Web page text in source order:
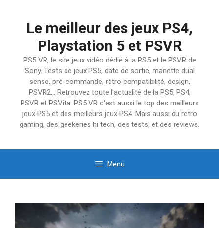
Le meilleur des jeux PS4,
Playstation 5 et PSVR
PS5 VR, le site jeux vidéo dédié à la PS5 et le PSVR de
Sony. Tests de jeux PS5, date de sortie, manette dual
sense, pré-commande, rétro compatibilité, design,
PSVR2… Retrouvez toute l'actualité de la PS5, PS4,
PSVR et PSVita. PS5 VR c'est aussi le top des meilleurs
jeux PS5 et des meilleurs jeux PS4. Mais aussi du retro
gaming, des geekeries hi tech, des tests, et des reviews.
Menu